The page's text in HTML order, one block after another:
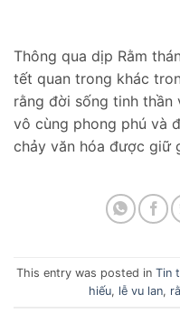
Thông qua dịp Rằm
tết quan trong khác
rằng đời sống tinh
vô cùng phong phú và
chảy văn hóa được giữ
This entry was posted in Tin
hiếu, lễ vu lan,